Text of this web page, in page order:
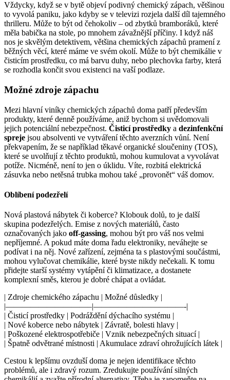
Vždycky, když se v bytě objeví podivný chemický zápach, většinou
to vyvolá paniku, jako kdyby se v televizi rozjela další díl tajemného
thrilleru. Může to být od čehokoliv – od zbytků bramboráků, které
měla babička na stole, po mnohem závažnější příčiny. I když náš
nos je skvělým detektivem, většina chemických zápachů pramení z
běžných věcí, které máme ve svém okolí. Může to být chemikálie v
čisticím prostředku, co má barvu duhy, nebo plechovka farby, která
se rozhodla končit svou existenci na vaší podlaze.
Možné zdroje zápachu
Mezi hlavní viníky chemických zápachů doma patří především
produkty, které denně používáme, aniž bychom si uvědomovali
jejich potenciální nebezpečnost. Čisticí prostředky a dezinfenkční
spreje jsou absolventi ve vytváření těchto averzních vůní. Není
překvapením, že se například těkavé organické sloučeniny (TOS),
které se uvolňují z těchto produktů, mohou kumulovat a vyvolávat
potíže. Nicméně, není to jen o úklidu. Víte, rozbitá elektrická
zásuvka nebo netěsná trubka mohou také „provonět“ váš domov.
Oblíbení podezřelí
Nová plastová nábytek či koberce? Klobouk dolů, to je další
skupina podezřelých. Emise z nových materiálů, často
označovaných jako off-gassing, mohou být pro váš nos velmi
nepříjemné. A pokud máte doma řadu elektroniky, neváhejte se
podívat i na něj. Nové zařízení, zejména ta s plastovými součástmi,
mohou vylučovat chemikálie, které byste nikdy nečekali. K tomu
přidejte starší systémy vytápění či klimatizace, a dostanete
komplexní směs, kterou je dobré chápat a ovládat.
| Zdroje chemického zápachu | Možné důsledky |
|——————————–|———————————-|
| Čisticí prostředky | Podráždění dýchacího systému |
| Nové koberce nebo nábytek | Závratě, bolesti hlavy |
| Poškozené elektrospotřebiče | Vznik nebezpečných situací |
| Špatně odvětrané místnosti | Akumulace zdraví ohrožujících látek |
Cestou k lepšímu ovzduší doma je nejen identifikace těchto
problémů, ale i zdravý rozum. Zredukujte používání silných